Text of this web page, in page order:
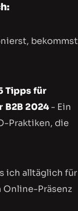
bekommst
Tipps für
B2B 2024 - Ein
Praktiken, die
ich alltäglich für
Online-Präsenz